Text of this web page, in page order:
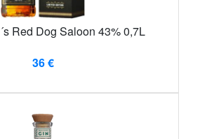
Red Dog Saloon 43% 0,7L
36 €